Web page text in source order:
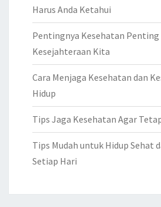
Harus Anda Ketahui
Pentingnya Kesehatan Penting
Kesejahteraan Kita
Cara Menjaga Kesehatan dan
Hidup
Tips Jaga Kesehatan Agar
Tips Mudah untuk Hidup Sehat
Setiap Hari